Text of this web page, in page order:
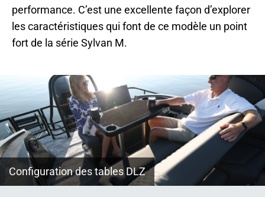
performance. C’est une excellente façon d’explorer
les caractéristiques qui font de ce modèle un point
fort de la série Sylvan M.
Configuration des tables DLZ